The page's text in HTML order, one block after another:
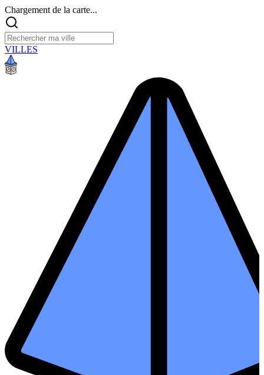
Chargement de la carte...
VILLES